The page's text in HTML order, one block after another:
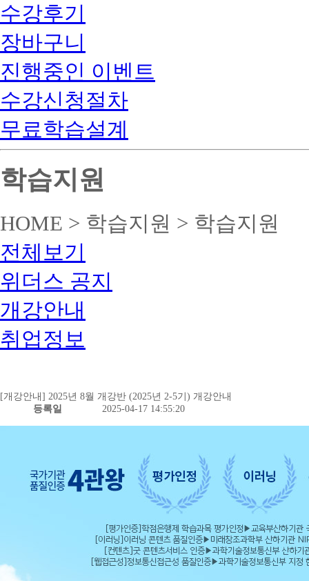
수강후기
장바구니
진행중인 이벤트
수강신청절차
무료학습설계
학습지원
HOME > 학습지원 > 학습지원
전체보기
위더스 공지
개강안내
취업정보
[개강안내] 2025년 8월 개강반 (2025년 2-5기) 개강안내
등록일
2025-04-17 14:55:20